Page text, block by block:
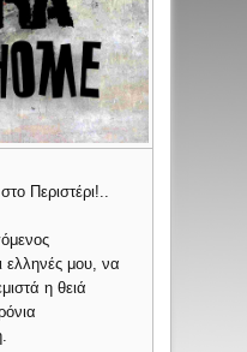
Περιστέρι!..
ελληνές μου, να
η θειά